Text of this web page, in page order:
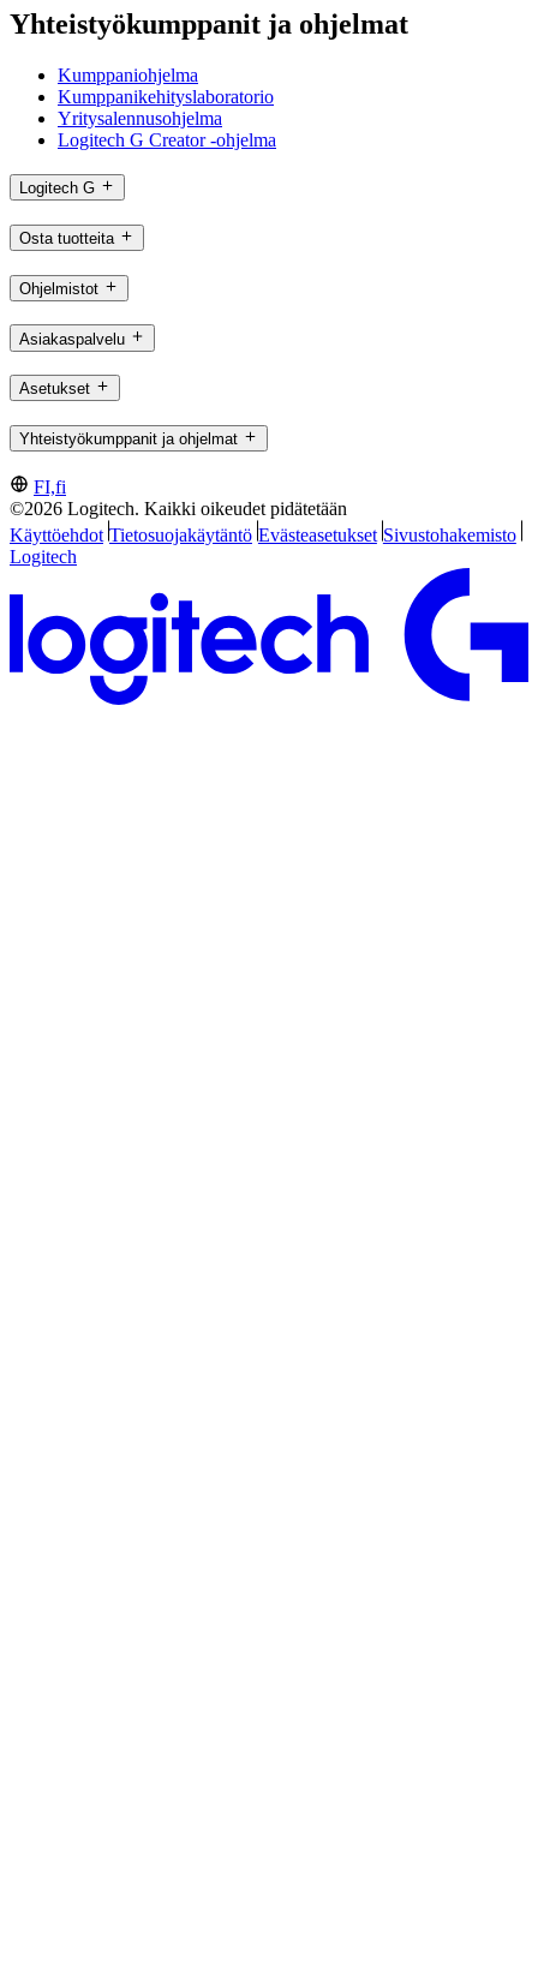
Yhteistyökumppanit ja ohjelmat
Kumppaniohjelma
Kumppanikehityslaboratorio
Yritysalennusohjelma
Logitech G Creator -ohjelma
Logitech G
Osta tuotteita
Ohjelmistot
Asiakaspalvelu
Asetukset
Yhteistyökumppanit ja ohjelmat
FI,fi
©2026 Logitech. Kaikki oikeudet pidätetään
Käyttöehdot Tietosuojakäytäntö Evästeasetukset Sivustohakemisto
Logitech